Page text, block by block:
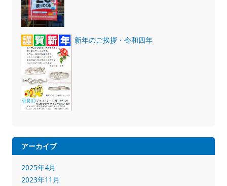
新年のご挨拶・令和四年
アーカイブ
2025年4月
2023年11月